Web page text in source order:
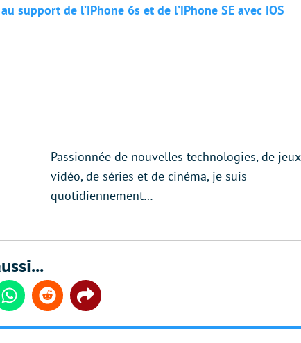
support de l’iPhone 6s et de l’iPhone SE avec iOS
Passionnée de nouvelles technologies, de jeux
vidéo, de séries et de cinéma, je suis
quotidiennement…
WhatsappReddit Share